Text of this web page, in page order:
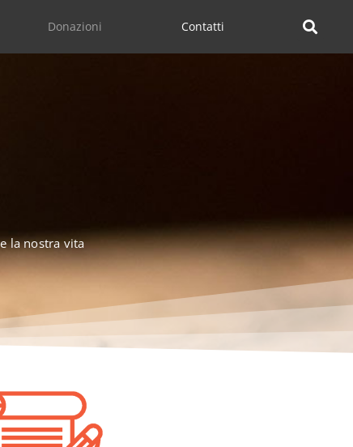
Donazioni Contatti
la nostra vita